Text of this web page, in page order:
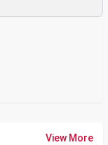
View More